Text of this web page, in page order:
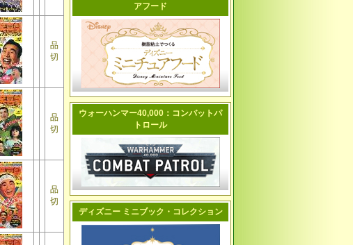
品
切
品
切
品
切
アフード
ウォーハンマー40,000：コンバットパ
トロール
ディズニー ミニブック・コレクション